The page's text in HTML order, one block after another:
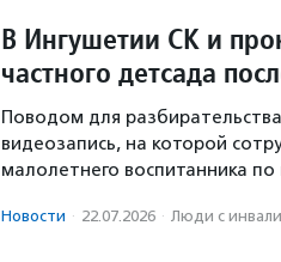
В Ингушетии СК и
частного детсада
Поводом для
видеозапись, на которой
малолетнего воспитанника по
Новости · 22.07.2026 · Люди с